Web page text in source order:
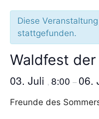
Diese
stattgefunden.
Waldfest
03. Juli , 8:00 – 06.
Freunde des